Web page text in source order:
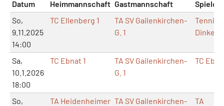
Datum Heimmannschaft Gastmannschaft
Spielort
So,
9.11.2025
14:00
TC Ellenberg 1
TA SV Gailenkirchen-
G. 1
Sa,
10.1.2026
18:00
TC Ebnat 1
TA SV Gailenkirchen-
G. 1
TC
So,
TA Heidenheimer TA SV Gailenkirchen-
TA